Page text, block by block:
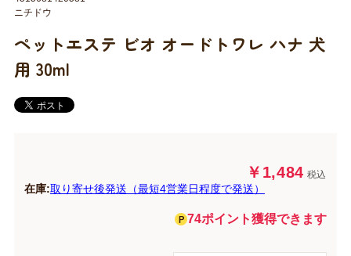
ペットエステ ビオ オードトワレ ハナ 犬
用 30ml
￥1,484 税込
在庫:取り寄せ後発送（最短4営業日程度で発送）
74ポイント獲得できます
ニチドウ